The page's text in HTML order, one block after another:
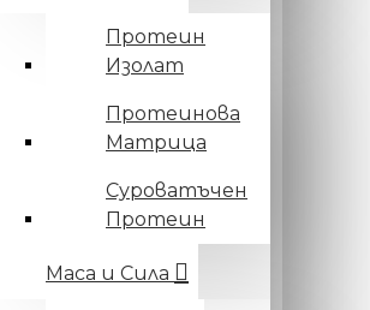
Протеин
Изолат
Протеинова
Матрица
Суроватъчен
Протеин
Маса и Сила